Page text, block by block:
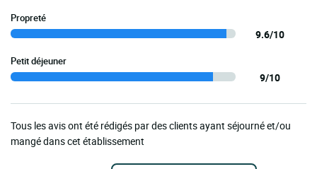
Propreté
9.6/10
Petit déjeuner
9/10
Tous les avis ont été rédigés par des clients ayant séjourné et/ou
mangé dans cet établissement